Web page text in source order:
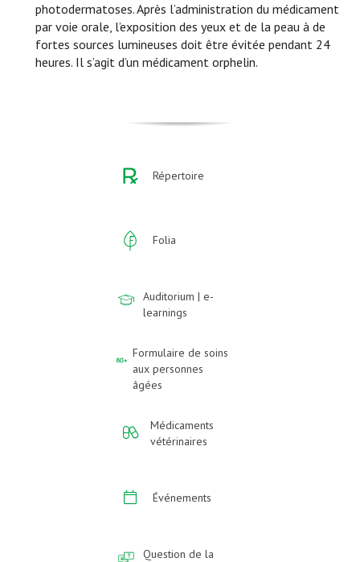
photodermatoses. Après l’administration du médicament
par voie orale, l’exposition des yeux et de la peau à de
fortes sources lumineuses doit être évitée pendant 24
heures. Il s’agit d’un médicament orphelin.
Répertoire
Folia
Auditorium | e-
learnings
Formulaire de soins
aux personnes
âgées
Médicaments
vétérinaires
Événements
Question de la